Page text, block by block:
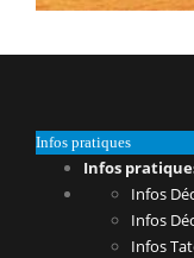
Infos pratiques
Infos
Infos
Infos
Infos